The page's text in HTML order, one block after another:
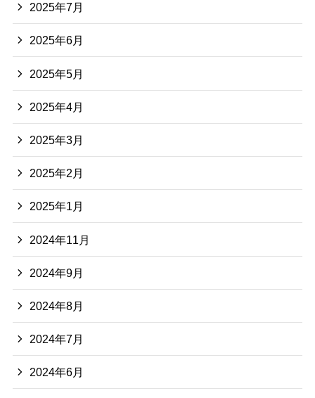
2025年7月
2025年6月
2025年5月
2025年4月
2025年3月
2025年2月
2025年1月
2024年11月
2024年9月
2024年8月
2024年7月
2024年6月